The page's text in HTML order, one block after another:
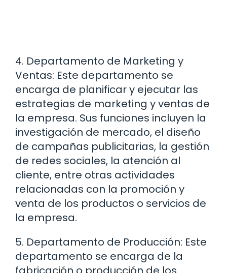
4. Departamento de Marketing y
Ventas: Este departamento se
encarga de planificar y ejecutar las
estrategias de marketing y ventas de
la empresa. Sus funciones incluyen la
investigación de mercado, el diseño
de campañas publicitarias, la gestión
de redes sociales, la atención al
cliente, entre otras actividades
relacionadas con la promoción y
venta de los productos o servicios de
la empresa.
5. Departamento de Producción: Este
departamento se encarga de la